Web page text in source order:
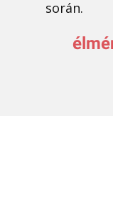
során.